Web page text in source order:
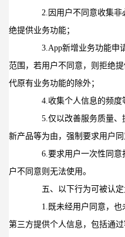
2. 因用户不同意收集
绝提供业务功能；
3.App新增业务功能申
范围，若用户不同意，则拒绝
代原有业务功能的除外；
4.收集个人信息的频度
5.仅以改善服务质量、
新产品等为由，强制要求用户同
6.要求用户一次性同意
户不同意则无法使用。
五、以下行为可被认定
1. 既未经用户同意，也
第三方提供个人信息，包括通